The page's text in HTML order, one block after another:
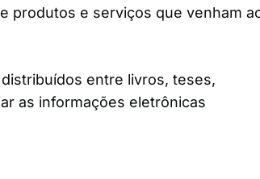
produtos e serviços que venham
entre livros, teses,
as informações eletrônicas